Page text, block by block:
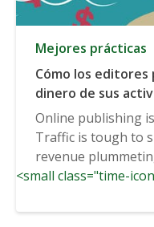
Mejores prácticas
Cómo los editores
dinero de sus
Online publishing
Traffic is tough to
revenue
<small class="time-